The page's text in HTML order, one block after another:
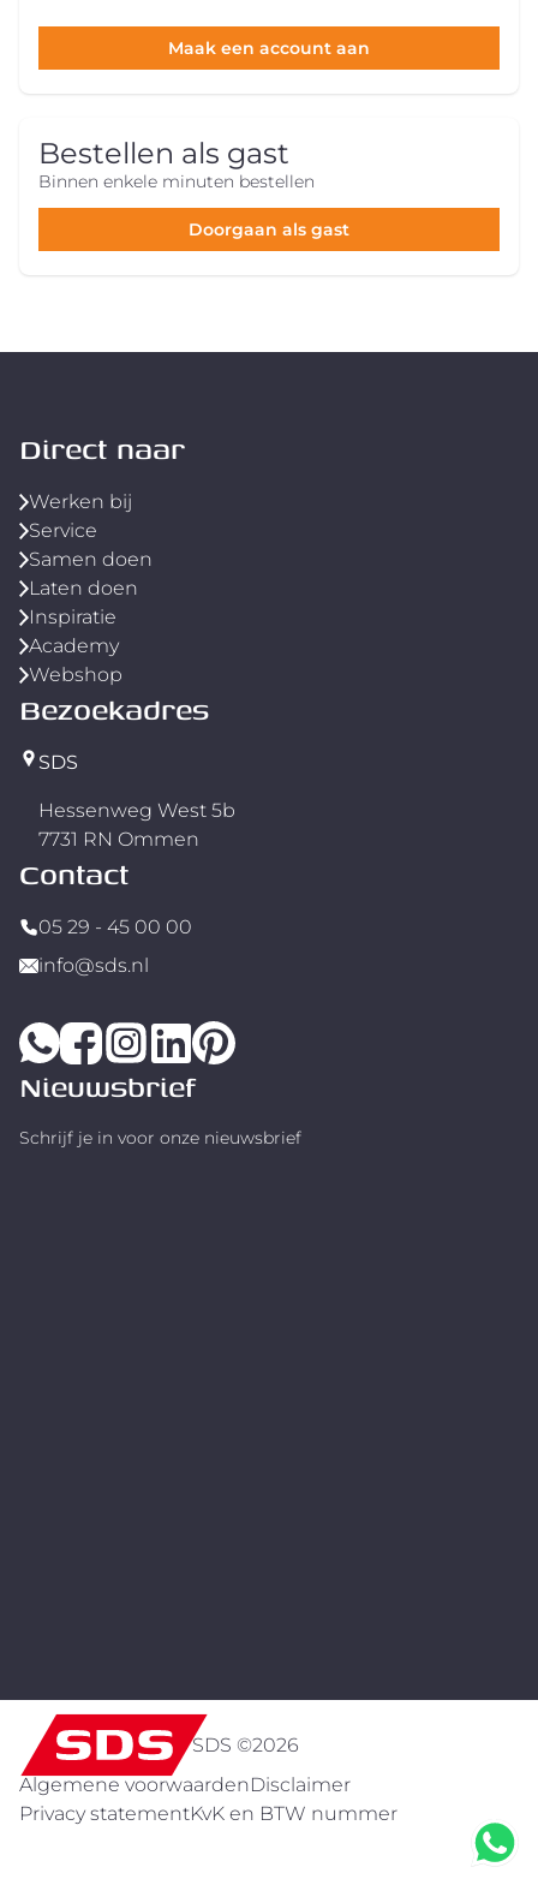
Maak een account aan
Bestellen als gast
Binnen enkele minuten bestellen
Doorgaan als gast
Direct naar
Werken bij
Service
Samen doen
Laten doen
Inspiratie
Academy
Webshop
Bezoekadres
SDS
Hessenweg West 5b
7731 RN Ommen
Contact
05 29 - 45 00 00
info@sds.nl
Nieuwsbrief
Schrijf je in voor onze nieuwsbrief
Algemene voorwaardenDisclaimer
Privacy statementKvK en BTW nummer
SDS ©2026